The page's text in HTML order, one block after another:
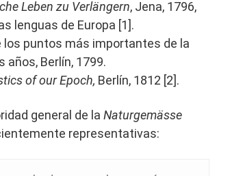
Leben zu Verlängern, Jena, 1796,
lenguas de Europa [1].
puntos más importantes de la
Berlín, 1799.
of our Epoch, Berlín, 1812 [2].
general de la Naturgemässe
representativas: